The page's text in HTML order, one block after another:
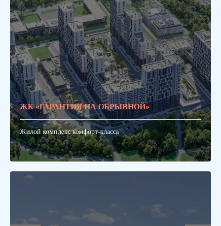
ЖК «ГАРАНТИЯ НА ОБРЫВНОЙ»
Жилой комплекс комфорт-класса